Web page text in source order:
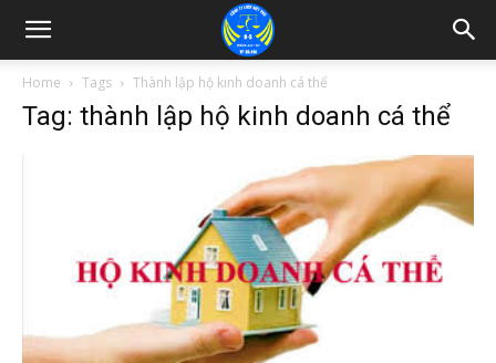
Home Tags Thành lập hộ kinh doanh cá thể
Tag: thành lập hộ kinh doanh cá thể